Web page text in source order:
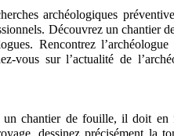
archéologiques
Découvrez un chantier
Rencontrez
vous sur l’actualité de
un chantier de fouille, il doit
dessinez précisément la